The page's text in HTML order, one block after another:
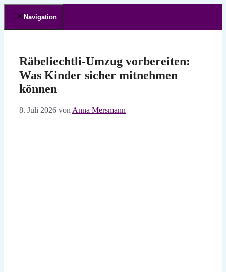
Zum
Inhalt Navigation
Räbeliechtli-Umzug vorbereiten:
Was Kinder sicher mitnehmen
können
8. Juli 2026 von Anna Mersmann